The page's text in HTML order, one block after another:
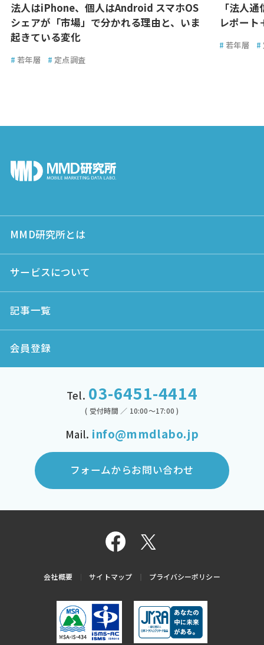
法人はiPhone、個人はAndroid スマホOS
シェアが「市場」で分かれる理由と、いま
起きている変化
# 若年層 # 定点調査
「法人
レポート
# 若年層 #
MMD研究所とは
サービスについて
記事一覧
会員登録
Tel. 03-6451-4414
( 受付時間 ／ 10:00～17:00 )
Mail. info@mmdlabo.jp
フォームからお問い合わせ
会社概要 サイトマップ プライバシーポリシー